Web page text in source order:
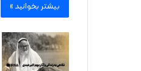
بیشتر بخوانید »